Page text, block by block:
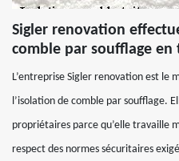
Sigler renovation
comble par soufflage
L’entreprise Sigler renovation est le
l’isolation de comble par soufflage.
propriétaires parce qu’elle travaille
respect des normes sécuritaires